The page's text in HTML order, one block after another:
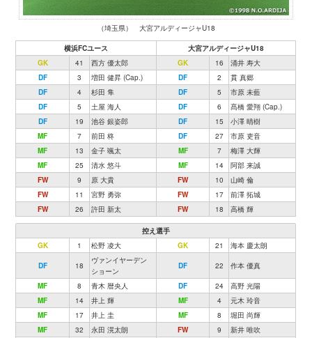
（埼玉県） 大宮アルディージャU18
横浜FCユース
大宮アルディージャU18
GK
41 西方 優太郎 GK 16
涌井 寿大
DF
3 増田 健昇 (Cap.) DF 2
貫 真郷
DF
4 杉田 隼 DF 5
市原 未藍
DF
5 土屋 海人 DF 6
髙橋 愛翔 (Cap.)
DF
19 池谷 銀姿郎 DF 15
小澤 晴樹
MF
7 前田 柊 DF 27
市原 吏音
MF
13 金子 颯太 MF 7
梅澤 大輝
MF
25 清水 悠斗 MF 14
阿部 来誠
FW
9 原 大貴 FW 10
山崎 倫
FW
11 宮野 勇弥 FW 17
前澤 拓城
FW
26 許田 新太 FW 18 高橋 輝
控え選手
GK
1 松野 凌大 GK 21 海本 慶太朗
DF 18
ヴァンイヤーデン
ショーン
DF 22 作本 優真
MF 8 青木 暦央人 DF 24
高野 光陽
MF
14 井上 輝 MF 4
元木 玲音
MF
17 井上 圭 MF 8
堀田 尚輝
MF
32 永田 滉太朗 FW 9 新井 唯吹